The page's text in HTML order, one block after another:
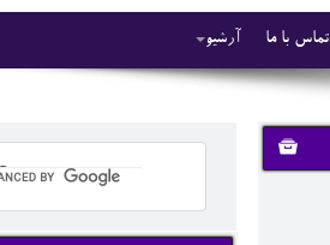
آرشیو تماس با ما